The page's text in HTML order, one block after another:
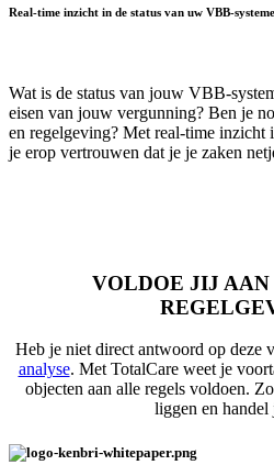
Real-time inzicht in de status van uw VBB-
Wat is de status van jouw VBB-
eisen van jouw vergunning? Ben je
en regelgeving? Met real-time inzicht
je erop vertrouwen dat je je zaken
VOLDOE JIJ AAN
Heb je niet direct antwoord op deze
analyse. Met TotalCare weet je
objecten aan alle regels voldoen.
liggen en handel